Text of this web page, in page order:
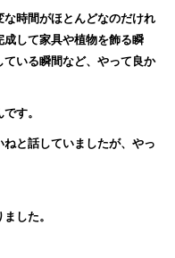
時間がほとんどなのだけれ
して家具や植物を飾る瞬
いる瞬間など、やって良か
す。
と話していましたが、やっ
した。